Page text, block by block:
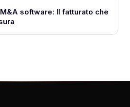
software: Il fatturato che